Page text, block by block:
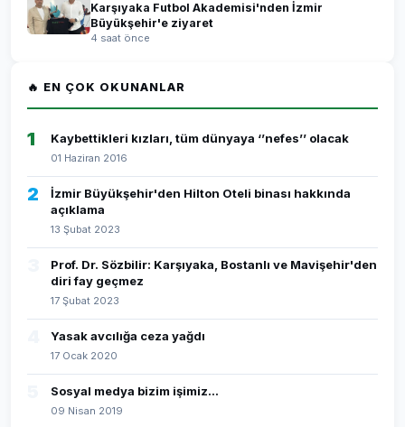
Karşıyaka Futbol Akademisi'nden İzmir
Büyükşehir'e ziyaret
4 saat önce
🔥 EN ÇOK OKUNANLAR
1 Kaybettikleri kızları, tüm dünyaya ‘’nefes’’ olacak
01 Haziran 2016
2
İzmir Büyükşehir'den Hilton Oteli binası hakkında
açıklama
13 Şubat 2023
Prof. Dr. Sözbilir: Karşıyaka, Bostanlı ve Mavişehir'den
diri fay geçmez
17 Şubat 2023
Yasak avcılığa ceza yağdı
17 Ocak 2020
Sosyal medya bizim işimiz...
09 Nisan 2019